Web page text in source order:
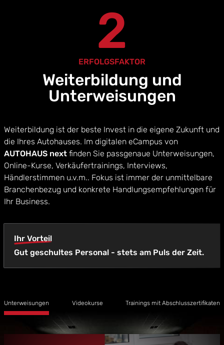
2
ERFOLGSFAKTOR
Weiterbildung und
Unterweisungen
Weiterbildung ist der beste Invest in die eigene Zukunft und
die Ihres Autohauses. Im digitalen eCampus von
AUTOHAUS next finden Sie passgenaue Unterweisungen,
Online-Kurse, Verkäufertrainings, Interviews,
Händlerstimmen u.v.m.. Fokus ist immer der unmittelbare
Branchenbezug und konkrete Handlungsempfehlungen für
Ihr Business.
Ihr Vorteil
Gut geschultes Personal - stets am Puls der Zeit.
Unterweisungen Videokurse Trainings mit Abschlusszertifikaten